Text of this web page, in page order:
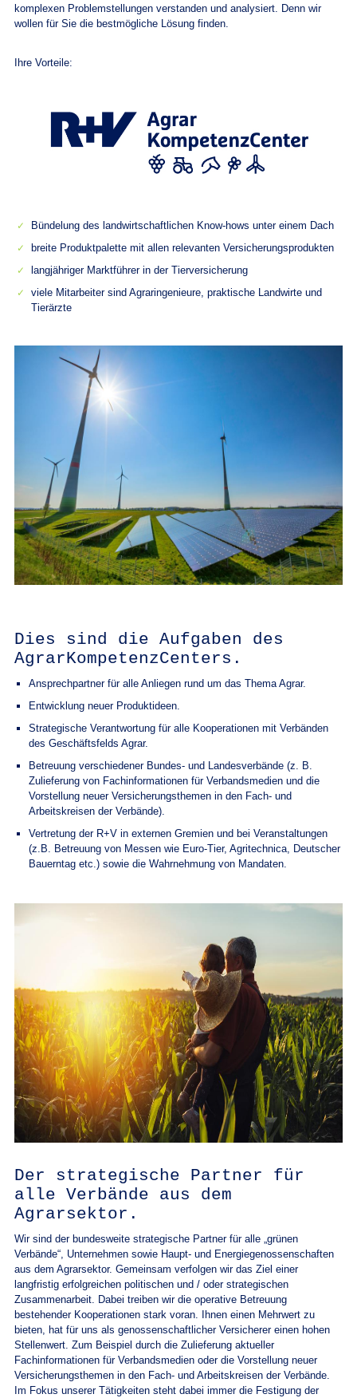
komplexen Problemstellungen verstanden und analysiert. Denn wir
wollen für Sie die bestmögliche Lösung finden.
Ihre Vorteile:
Bündelung des landwirtschaftlichen Know-hows unter einem Dach
breite Produktpalette mit allen relevanten Versicherungsprodukten
langjähriger Marktführer in der Tierversicherung
viele Mitarbeiter sind Agraringenieure, praktische Landwirte und
Tierärzte
Dies sind die Aufgaben des
AgrarKompetenzCenters.
Ansprechpartner für alle Anliegen rund um das Thema Agrar.
Entwicklung neuer Produktideen.
Strategische Verantwortung für alle Kooperationen mit Verbänden
des Geschäftsfelds Agrar.
Betreuung verschiedener Bundes- und Landesverbände (z. B.
Zulieferung von Fachinformationen für Verbandsmedien und die
Vorstellung neuer Versicherungsthemen in den Fach- und
Arbeitskreisen der Verbände).
Vertretung der R+V in externen Gremien und bei Veranstaltungen
(z.B. Betreuung von Messen wie Euro-Tier, Agritechnica, Deutscher
Bauerntag etc.) sowie die Wahrnehmung von Mandaten.
Der strategische Partner für
alle Verbände aus dem
Agrarsektor.
Wir sind der bundesweite strategische Partner für alle „grünen
Verbände“, Unternehmen sowie Haupt- und Energiegenossenschaften
aus dem Agrarsektor. Gemeinsam verfolgen wir das Ziel einer
langfristig erfolgreichen politischen und / oder strategischen
Zusammenarbeit. Dabei treiben wir die operative Betreuung
bestehender Kooperationen stark voran. Ihnen einen Mehrwert zu
bieten, hat für uns als genossenschaftlicher Versicherer einen hohen
Stellenwert. Zum Beispiel durch die Zulieferung aktueller
Fachinformationen für Verbandsmedien oder die Vorstellung neuer
Versicherungsthemen in den Fach- und Arbeitskreisen der Verbände.
Im Fokus unserer Tätigkeiten steht dabei immer die Festigung der